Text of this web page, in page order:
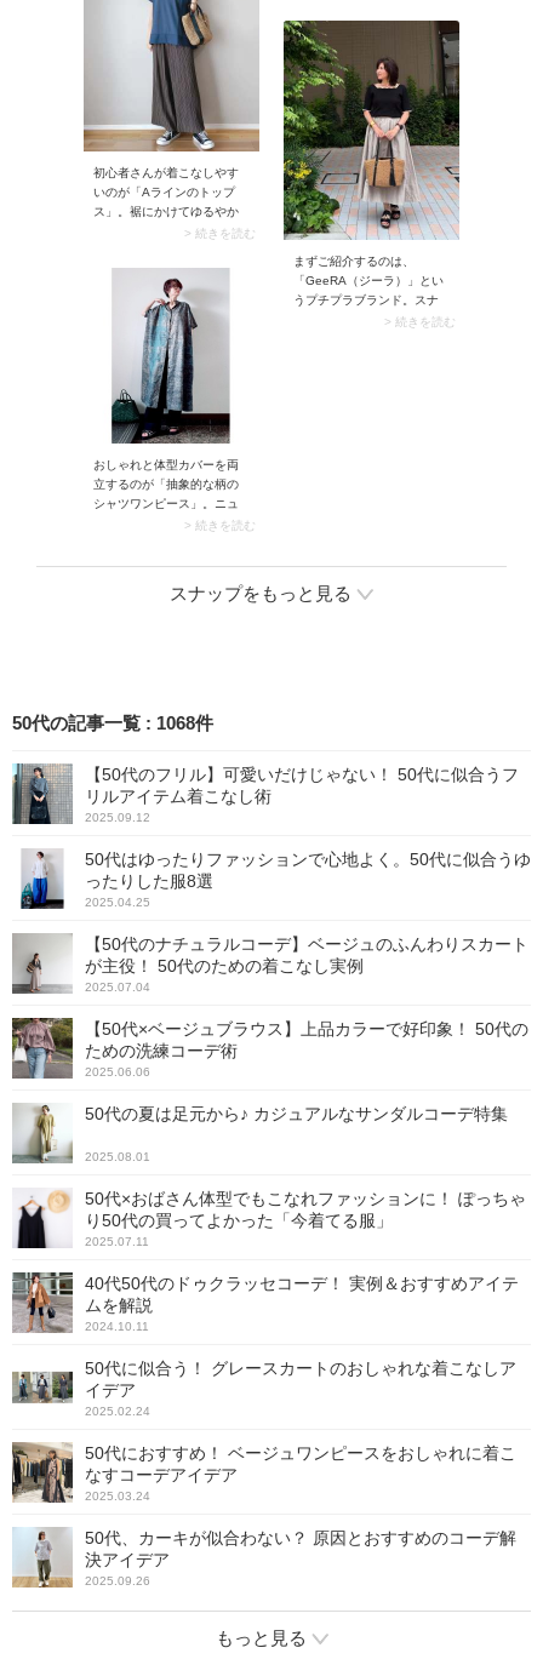
のベルトやポインテッドト
ゥのシューズをプラスする
と、メリハリが生まれてよ
り洗練された印象に。
い一枚は、ハリのある白Tシ
ャツをインするだけで一気
に抜け感のあるラフコーデ
に仕上がります。もしカー
ディガンのボリューム感が
気になったら、細ベルトで
ウエストマークするのもお
すすめですよ。
初心者さんが着こなしやす
いのが「Aラインのトップ
ス」。裾にかけてゆるやか
に広がり、気になるウエス
ーできます。加えて40代50
代は生地感にハリがあるも
のを選ぶのがおすすめ。例
えばハリ素材のプルオーバ
ーはボディラインを拾わ
ず、大人のカジュアルコー
デにうってつけですよ。
> 続きを読む
まずご紹介するのは、
「GeeRA（ジーラ）」とい
うプチプラブランド。スナ
ップでは、どちらもジーラ
> 続きを読む
おしゃれと体型カバーを両
立するのが「抽象的な柄の
シャツワンピース」。ニュ
アンスのある柄なら、布面
総柄のおかげで体型カバー
> 続きを読む
スナップをもっと見る
50代の記事一覧 : 1068件
【50代のフリル】可愛いだけじゃない！ 50代に似合うフ
リルアイテム着こなし術
2025.09.12
50代はゆったりファッションで心地よく。50代に似合うゆ
ったりした服8選
2025.04.25
【50代のナチュラルコーデ】ベージュのふんわりスカート
が主役！ 50代のための着こなし実例
2025.07.04
【50代×ベージュブラウス】上品カラーで好印象！ 50代の
ための洗練コーデ術
2025.06.06
50代の夏は足元から♪ カジュアルなサンダルコーデ特集
2025.08.01
50代×おばさん体型でもこなれファッションに！ ぽっちゃ
り50代の買ってよかった「今着てる服」
2025.07.11
40代50代のドゥクラッセコーデ！ 実例＆おすすめアイテ
ムを解説
2024.10.11
50代に似合う！ グレースカートのおしゃれな着こなしア
イデア
2025.02.24
50代におすすめ！ ベージュワンピースをおしゃれに着こ
なすコーデアイデア
2025.03.24
50代、カーキが似合わない？ 原因とおすすめのコーデ解
決アイデア
2025.09.26
もっと見る